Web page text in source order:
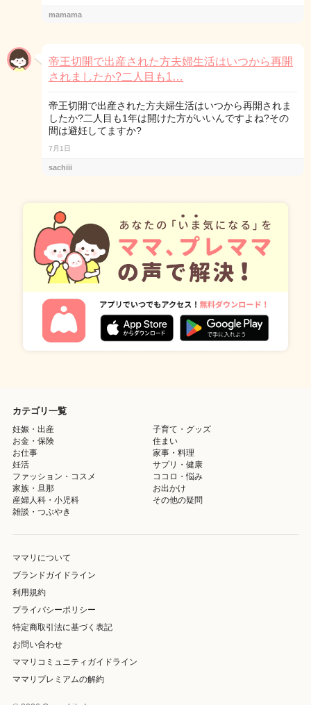
mamama
帝王切開で出産された方夫婦生活はいつから再開
されましたか?二人目も1…
帝王切開で出産された方夫婦生活はいつから再開されま
したか?二人目も1年は開けた方がいいんですよね?その
間は避妊してますか?
7月1日
sachiii
カテゴリ一覧
妊娠・出産
子育て・グッズ
お金・保険
住まい
お仕事
家事・料理
妊活
サプリ・健康
ファッション・コスメ
ココロ・悩み
家族・旦那
お出かけ
産婦人科・小児科
その他の疑問
雑談・つぶやき
ママリについて
ブランドガイドライン
利用規約
プライバシーポリシー
特定商取引法に基づく表記
お問い合わせ
ママリコミュニティガイドライン
ママリプレミアムの解約